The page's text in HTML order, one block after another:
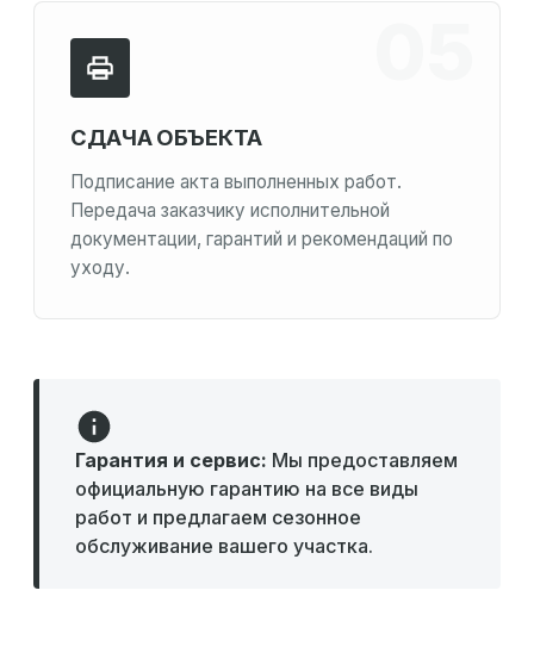
СДАЧА ОБЪЕКТА
Подписание акта выполненных работ.
Передача заказчику исполнительной
документации, гарантий и рекомендаций по
уходу.
Гарантия и сервис: Мы предоставляем
официальную гарантию на все виды
работ и предлагаем сезонное
обслуживание вашего участка.